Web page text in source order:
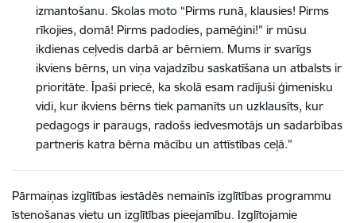
izmantošanu. Skolas moto “Pirms runā, klausies! Pirms
rīkojies, domā! Pirms padodies, pamēģini!” ir mūsu
ikdienas ceļvedis darbā ar bērniem. Mums ir svarīgs
ikviens bērns, un viņa vajadzību saskatīšana un atbalsts ir
prioritāte. Īpaši priecē, ka skolā esam radījuši ģimenisku
vidi, kur ikviens bērns tiek pamanīts un uzklausīts, kur
pedagogs ir paraugs, radošs iedvesmotājs un sadarbības
partneris katra bērna mācību un attīstības ceļā.”
Pārmaiņas izglītības iestādēs nemainīs izglītības programmu
īstenošanas vietu un izglītības pieejamību. Izglītojamie